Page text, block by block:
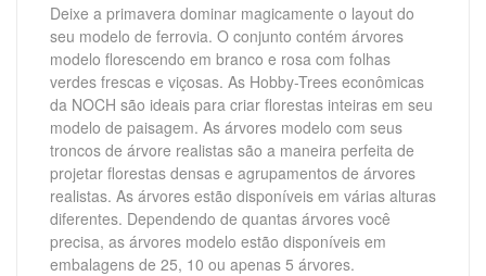
Deixe a primavera dominar magicamente o layout do
seu modelo de ferrovia. O conjunto contém árvores
modelo florescendo em branco e rosa com folhas
verdes frescas e viçosas. As Hobby-Trees econômicas
da NOCH são ideais para criar florestas inteiras em seu
modelo de paisagem. As árvores modelo com seus
troncos de árvore realistas são a maneira perfeita de
projetar florestas densas e agrupamentos de árvores
realistas. As árvores estão disponíveis em várias alturas
diferentes. Dependendo de quantas árvores você
precisa, as árvores modelo estão disponíveis em
embalagens de 25, 10 ou apenas 5 árvores.